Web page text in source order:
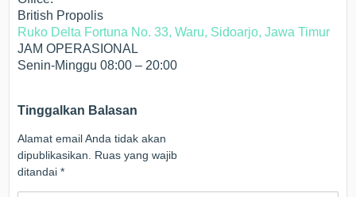
British Propolis
Ruko Delta Fortuna No. 33, Waru, Sidoarjo, Jawa Timur
JAM OPERASIONAL
Senin-Minggu 08:00 – 20:00
Tinggalkan Balasan
Alamat email Anda tidak akan
dipublikasikan.
Ruas yang wajib
ditandai*